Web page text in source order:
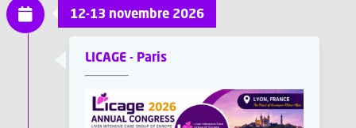
LICAGE - Paris
12-13 novembre 2026